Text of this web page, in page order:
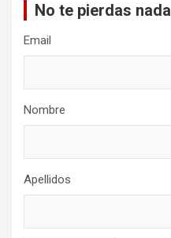
No te pierdas nada
Email
Nombre
Apellidos